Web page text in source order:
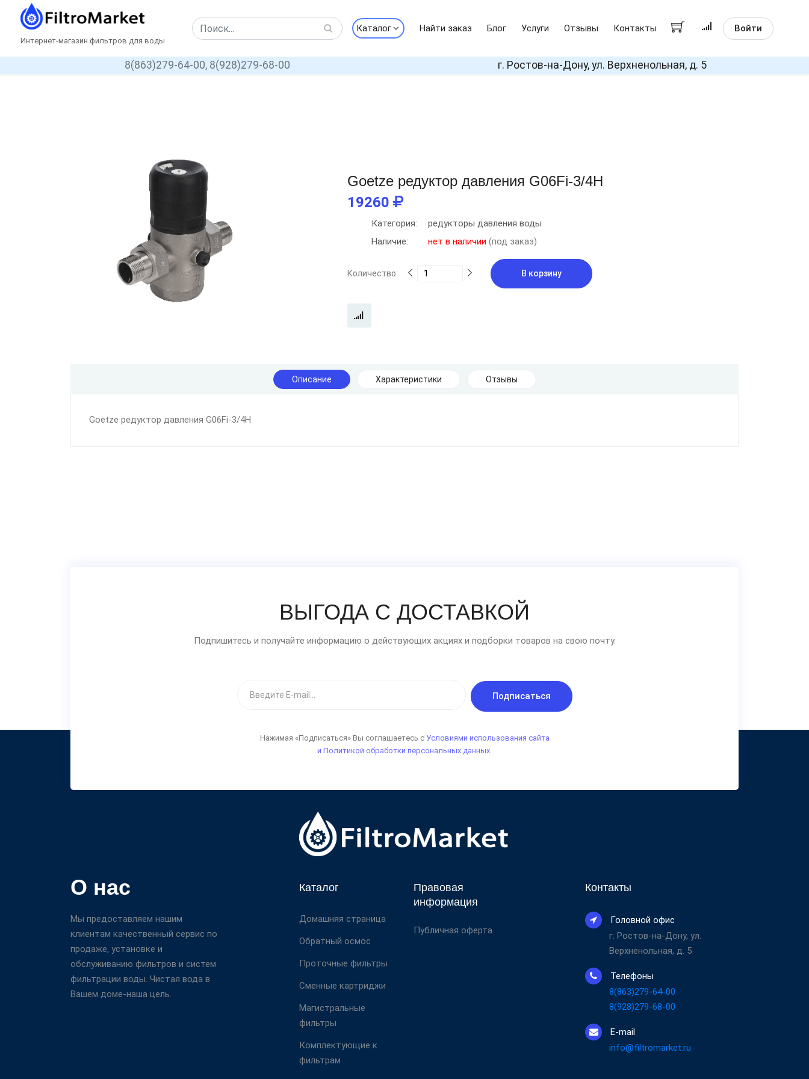
Интернет-магазин фильтров для воды
Каталог Найти заказ Блог Услуги Отзывы Контакты Войти
8(863)279-64-00, 8(928)279-68-00 г. Ростов-на-Дону, ул. Верхненольная, д. 5
Goetze редуктор давления G06Fi-3/4H
19260
Категория:
редукторы давления воды
Наличие:
нет в наличии (под заказ)
Количество: В корзину
Описание Характеристики Отзывы
Goetze редуктор давления G06Fi-3/4H
ВЫГОДА С ДОСТАВКОЙ
Подпишитесь и получайте информацию о действующих акциях и подборки товаров на свою почту.
Подписаться
Нажимая «Подписаться» Вы соглашаетесь с Условиями использования сайта
и Политикой обработки персональных данных.
О нас
Мы предоставляем нашим
клиентам качественный сервис по
продаже, установке и
обслуживанию фильтров и систем
фильтрации воды. Чистая вода в
Вашем доме-наша цель.
Каталог
Домашняя страница
Обратный осмос
Проточные фильтры
Сменные картриджи
Магистральные
фильтры
Комплектующие к
фильтрам
Правовая
информация
Публичная оферта
Контакты
Головной офис
г. Ростов-на-Дону, ул.
Верхненольная, д. 5
Телефоны
8(863)279-64-00
8(928)279-68-00
E-mail
info@filtromarket.ru